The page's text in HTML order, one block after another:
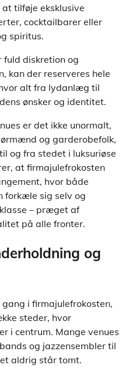
tilføje eksklusive
cocktailbarer eller
spiritus.
fuld diskretion og
kan der reserveres hele
alt fra lydanlæg til
ønsker og identitet.
er det ikke unormalt,
og garderobefolk,
og fra stedet i luksuriøse
at firmajulefrokosten
hvor både
forkæle sig selv og
– præget af
på alle fronter.
og
i firmajulefrokosten,
steder, hvor
i centrum. Mange venues
og jazzensembler til
aldrig står tomt.